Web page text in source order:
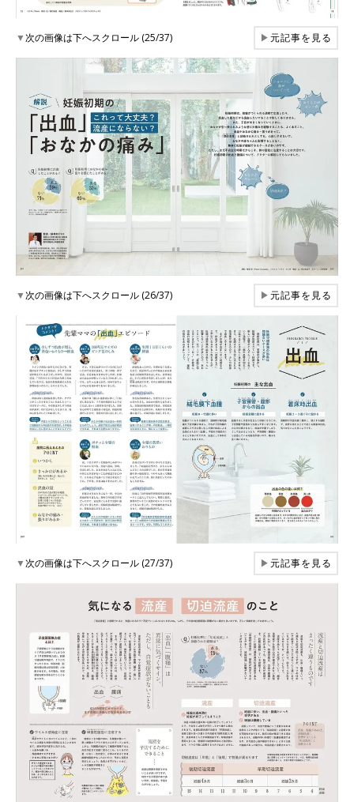
▼次の画像は下へスクロール (25/37) ▶元記事を見る
▼次の画像は下へスクロール (26/37) ▶元記事を見る
▼次の画像は下へスクロール (27/37) ▶元記事を見る